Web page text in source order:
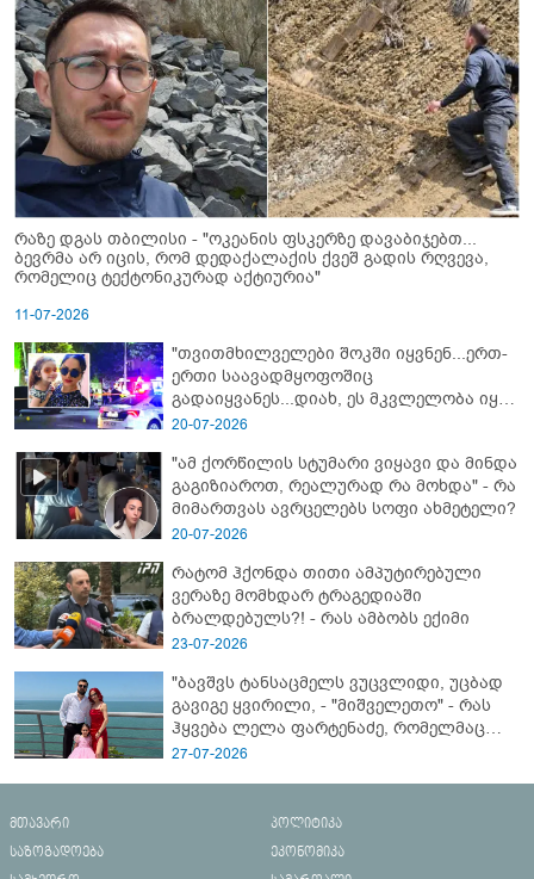
რაზე დგას თბილისი - "ოკეანის ფსკერზე დავაბიჯებთ...
ბევრმა არ იცის, რომ დედაქალაქის ქვეშ გადის რღვევა,
რომელიც ტექტონიკურად აქტიურია"
11-07-2026
"თვითმხილველები შოკში იყვნენ...ერთ-
ერთი საავადმყოფოშიც
გადაიყვანეს...დიახ, ეს მკვლელობა იყო"
- გორში დატრიალებული ტრაგედიის
20-07-2026
"ამ ქორწილის სტუმარი ვიყავი და მინდა
გაგიზიაროთ, რეალურად რა მოხდა" - რა
მიმართვას ავრცელებს სოფი ახმეტელი?
20-07-2026
რატომ ჰქონდა თითი ამპუტირებული
ვერაზე მომხდარ ტრაგედიაში
ბრალდებულს?! - რას ამბობს ექიმი
23-07-2026
"ბავშვს ტანსაცმელს ვუცვლიდი, უცბად
გავიგე ყვირილი, - "მიშველეთო" - რას
ჰყვება ლელა ფარტენაძე, რომელმაც
ბათუმში 16 წლის ბიჭი ზღვაში
27-07-2026
მთავარი
პოლიტიკა
საზოგადოება
ეკონომიკა